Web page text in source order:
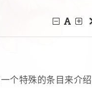
个特殊的条目来介绍